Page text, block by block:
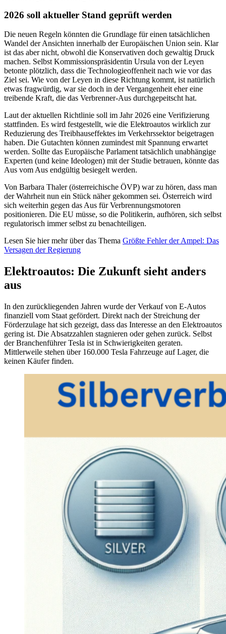
2026 soll aktueller Stand geprüft werden
Die neuen Regeln könnten die Grundlage für einen tatsächlichen
Wandel der Ansichten innerhalb der Europäischen Union sein. Klar
ist das aber nicht, obwohl die Konservativen doch gewaltig Druck
machen. Selbst Kommissionspräsidentin Ursula von der Leyen
betonte plötzlich, dass die Technologieoffenheit nach wie vor das
Ziel sei. Wie von der Leyen in diese Richtung kommt, ist natürlich
etwas fragwürdig, war sie doch in der Vergangenheit eher eine
treibende Kraft, die das Verbrenner-Aus durchgepeitscht hat.
Laut der aktuellen Richtlinie soll im Jahr 2026 eine Verifizierung
stattfinden. Es wird festgestellt, wie die Elektroautos wirklich zur
Reduzierung des Treibhauseffektes im Verkehrssektor beigetragen
haben. Die Gutachten können zumindest mit Spannung erwartet
werden. Sollte das Europäische Parlament tatsächlich unabhängige
Experten (und keine Ideologen) mit der Studie betrauen, könnte das
Aus vom Aus endgültig besiegelt werden.
Von Barbara Thaler (österreichische ÖVP) war zu hören, dass man
der Wahrheit nun ein Stück näher gekommen sei. Österreich wird
sich weiterhin gegen das Aus für Verbrennungsmotoren
positionieren. Die EU müsse, so die Politikerin, aufhören, sich selbst
regulatorisch immer selbst zu benachteiligen.
Lesen Sie hier mehr über das Thema Größte Fehler der Ampel: Das
Versagen der Regierung
Elektroautos: Die Zukunft sieht anders
aus
In den zurückliegenden Jahren wurde der Verkauf von E-Autos
finanziell vom Staat gefördert. Direkt nach der Streichung der
Förderzulage hat sich gezeigt, dass das Interesse an den Elektroautos
gering ist. Die Absatzzahlen stagnieren oder gehen zurück. Selbst
der Branchenführer Tesla ist in Schwierigkeiten geraten.
Mittlerweile stehen über 160.000 Tesla Fahrzeuge auf Lager, die
keinen Käufer finden.